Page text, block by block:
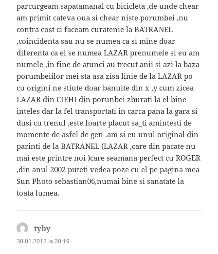
parcurgeam sapatamanal cu bicicleta ,de unde chear
am primit cateva oua si chear niste porumbei ,nu
contra cost ci faceam curatenie la BATRANEL
,coincidenta sau nu se numea ca si mine doar
diferenta ca el se numea LAZAR prenumele si eu am
numele ,in fine de atunci au trecut anii si azi la baza
porumbeiilor mei sta asa zisa linie de la LAZAR po
cu origini ne stiute doar banuite din x ,y cum zicea
LAZAR din CIEHI din porunbei zburati la el bine
inteles dar la fel transportati in carca pana la gara si
dusi cu trenul ,este foarte placut sa_ti amintesti de
momente de asfel de gen .am si eu unul original din
parinti de la BATRANEL (LAZAR ,care din pacate nu
mai este printre noi )care seamana perfect cu ROGER
,din anul 2002 puteti vedea poze cu el pe pagina mea
Sun Photo sebastian06,numai bine si sanatate la
toata lumea.
tyby
30.01.2012 la 20:19